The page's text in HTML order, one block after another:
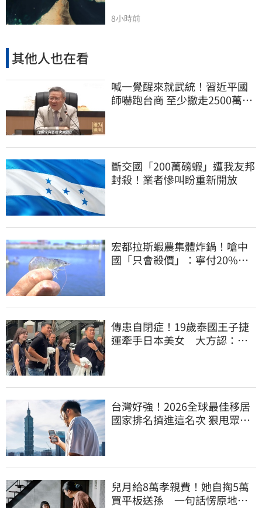
8小時前
其他人也在看
喊一覺醒來就武統！習近平國
師嚇跑台商 至少撤走2500萬份
斷交國「200萬磅蝦」遭我友邦
封殺！業者慘叫盼重新開放
宏都拉斯蝦農集體炸鍋！嗆中
國「只會殺價」：寧付20%關
傳患自閉症！19歲泰國王子捷
運牽手日本美女 大方認：
台灣好強！2026全球最佳移居
國家排名擠進這名次 狠甩眾多
兒月給8萬孝親費！她自掏5萬
買平板送孫 一句話愣原地